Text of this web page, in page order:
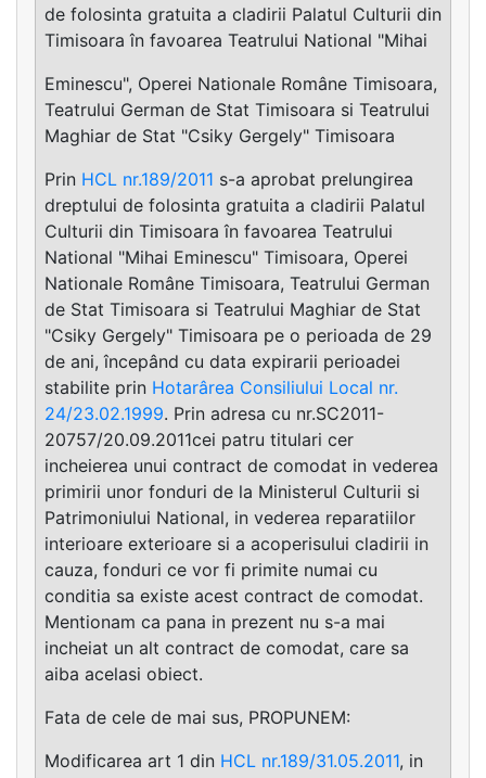
de folosinta gratuita a cladirii Palatul Culturii din
Timisoara în favoarea Teatrului National "Mihai
Eminescu", Operei Nationale Române Timisoara,
Teatrului German de Stat Timisoara si Teatrului
Maghiar de Stat "Csiky Gergely" Timisoara
Prin HCL nr.189/2011 s-a aprobat prelungirea
dreptului de folosinta gratuita a cladirii Palatul
Culturii din Timisoara în favoarea Teatrului
National "Mihai Eminescu" Timisoara, Operei
Nationale Române Timisoara, Teatrului German
de Stat Timisoara si Teatrului Maghiar de Stat
"Csiky Gergely" Timisoara pe o perioada de 29
de ani, începând cu data expirarii perioadei
stabilite prin Hotarârea Consiliului Local nr.
24/23.02.1999. Prin adresa cu nr.SC2011-
20757/20.09.2011cei patru titulari cer
incheierea unui contract de comodat in vederea
primirii unor fonduri de la Ministerul Culturii si
Patrimoniului National, in vederea reparatiilor
interioare exterioare si a acoperisului cladirii in
cauza, fonduri ce vor fi primite numai cu
conditia sa existe acest contract de comodat.
Mentionam ca pana in prezent nu s-a mai
incheiat un alt contract de comodat, care sa
aiba acelasi obiect.
Fata de cele de mai sus, PROPUNEM:
Modificarea art 1 din HCL nr.189/31.05.2011, in